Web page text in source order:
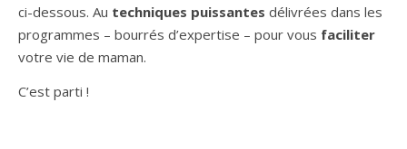
ci-dessous. Au techniques puissantes délivrées dans les
programmes – bourrés d’expertise – pour vous faciliter
votre vie de maman.
C’est parti !